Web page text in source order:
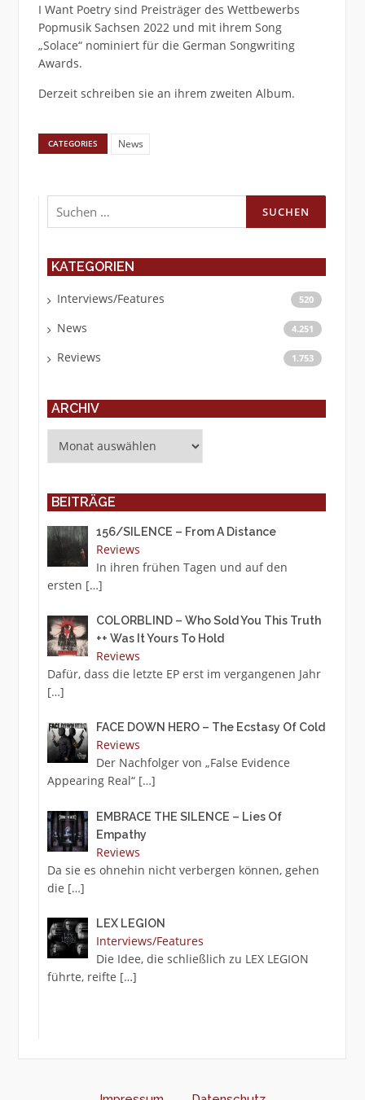
I Want Poetry sind Preisträger des Wettbewerbs
Popmusik Sachsen 2022 und mit ihrem Song
„Solace“ nominiert für die German Songwriting
Awards.
Derzeit schreiben sie an ihrem zweiten Album.
CATEGORIES News
Suchen
nach:
KATEGORIEN
Interviews/Features 520
News 4.251
Reviews 1.753
ARCHIV
BEITRÄGE
156/SILENCE – From A Distance
Reviews
In ihren frühen Tagen und auf den
ersten […]
COLORBLIND – Who Sold You This Truth
++ Was It Yours To Hold
Reviews
Dafür, dass die letzte EP erst im vergangenen Jahr
[…]
FACE DOWN HERO – The Ecstasy Of Cold
Reviews
Der Nachfolger von „False Evidence
Appearing Real“ […]
EMBRACE THE SILENCE – Lies Of
Empathy
Reviews
Da sie es ohnehin nicht verbergen können, gehen
die […]
LEX LEGION
Interviews/Features
Die Idee, die schließlich zu LEX LEGION
führte, reifte […]